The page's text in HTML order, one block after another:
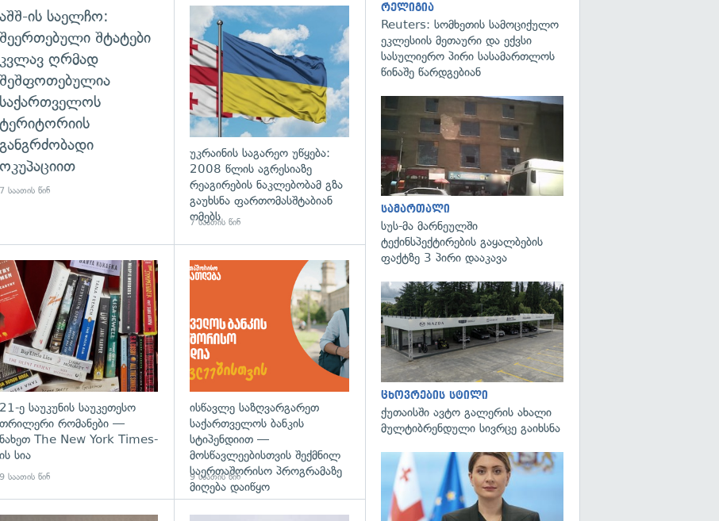
აშშ-ის საელჩო:
შეერთებული შტატები
კვლავ ღრმად
შეშფოთებულია
საქართველოს
ტერიტორიის
განგრძობადი
ოკუპაციით
7 საათის წინ
გადახედვა
უკრაინის საგარეო უწყება:
2008 წლის აგრესიაზე
რეაგირების ნაკლებობამ გზა
გაუხსნა ფართომასშტაბიან
ომებს
7 საათის წინ
გადახედვა
21-ე საუკუნის საუკეთესო
თრილერი რომანები —
ნახეთ The New York Times-
ის სია
9 საათის წინ
ისწავლე საზღვარგარეთ
საქართველოს ბანკის
სტიპენდიით —
მოსწავლეებისთვის შექმნილ
საერთაშორისო პროგრამაზე
მიღება დაიწყო
9 საათის წინ
რელიგია
Reuters: სომხეთის სამოციქულო
ეკლესიის მეთაური და ექვსი
სასულიერო პირი სასამართლოს
წინაშე წარდგებიან
სამართალი
სუს-მა მარნეულში
ტექინსპექტირების გაყალბების
ფაქტზე 3 პირი დააკავა
ცხოვრების სტილი
ქუთაისში ავტო გალერის ახალი
მულტიბრენდული სივრცე გაიხსნა